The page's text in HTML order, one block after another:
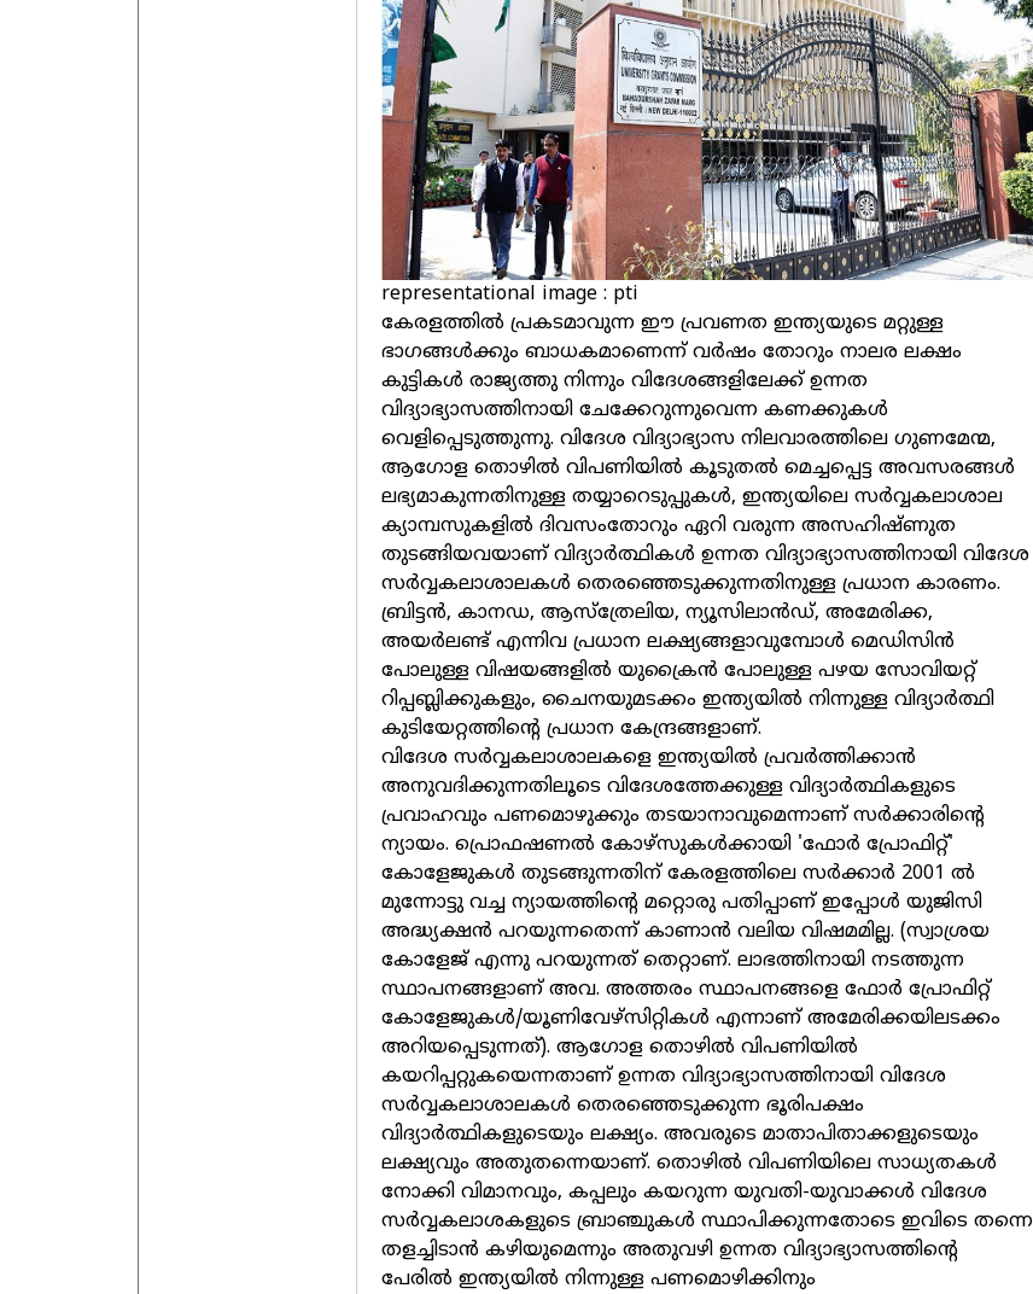
representational image : pti
കേരളത്തില്‍ പ്രകടമാവുന്ന ഈ പ്രവണത ഇന്ത്യയുടെ മറ്റുള്ള
ഭാഗങ്ങള്‍ക്കും ബാധകമാണെന്ന്‌ വര്‍ഷം തോറും നാലര ലക്ഷം
കുട്ടികള്‍ രാജ്യത്തു നിന്നും വിദേശങ്ങളിലേക്ക് ഉന്നത
വിദ്യാഭ്യാസത്തിനായി ചേക്കേറുന്നുവെന്ന കണക്കുകള്‍
വെളിപ്പെടുത്തുന്നു. വിദേശ വിദ്യാഭ്യാസ നിലവാരത്തിലെ ഗുണമേന്മ,
ആഗോള തൊഴില്‍ വിപണിയില്‍ കൂടുതല്‍ മെച്ചപ്പെട്ട അവസരങ്ങള്‍
ലഭ്യമാകുന്നതിനുള്ള തയ്യാറെടുപ്പുകള്‍, ഇന്ത്യയിലെ സര്‍വ്വകലാശാല
ക്യാമ്പസുകളില്‍ ദിവസംതോറും ഏറി വരുന്ന അസഹിഷ്‌ണുത
തുടങ്ങിയവയാണ്‌ വിദ്യാര്‍ത്ഥികള്‍ ഉന്നത വിദ്യാഭ്യാസത്തിനായി വിദേശ
സര്‍വ്വകലാശാലകള്‍ തെരഞ്ഞെടുക്കുന്നതിനുള്ള പ്രധാന കാരണം.
ബ്രിട്ടന്‍, കാനഡ, ആസ്‌ത്രേലിയ, ന്യൂസിലാന്‍ഡ്‌‌, അമേരിക്ക,
അയര്‍ലണ്ട്‌ എന്നിവ പ്രധാന ലക്ഷ്യങ്ങളാവുമ്പോള്‍ മെഡിസിന്‍
പോലുള്ള വിഷയങ്ങളില്‍ യുക്രൈന്‍ പോലുള്ള പഴയ സോവിയറ്റ്
റിപ്പബ്ലിക്കുകളും, ചൈനയുമടക്കം ഇന്ത്യയില്‍ നിന്നുള്ള വിദ്യാര്‍ത്ഥി
കുടിയേറ്റത്തിന്റെ പ്രധാന കേന്ദ്രങ്ങളാണ്‌.
വിദേശ സര്‍വ്വകലാശാലകളെ ഇന്ത്യയില്‍ പ്രവര്‍ത്തിക്കാന്‍
അനുവദിക്കുന്നതിലൂടെ വിദേശത്തേക്കുള്ള വിദ്യാര്‍ത്ഥികളുടെ
പ്രവാഹവും പണമൊഴുക്കും തടയാനാവുമെന്നാണ്‌ സര്‍ക്കാരിന്റെ
ന്യായം. പ്രൊഫഷണല്‍ കോഴ്‌സുകള്‍ക്കായി 'ഫോര്‍ പ്രോഫിറ്റ്‌'
കോളേജുകള്‍ തുടങ്ങുന്നതിന്‌ കേരളത്തിലെ സര്‍ക്കാര്‍ 2001 ല്‍
മുന്നോട്ടു വച്ച ന്യായത്തിന്റെ മറ്റൊരു പതിപ്പാണ്‌ ഇപ്പോള്‍ യുജിസി
അദ്ധ്യക്ഷന്‍ പറയുന്നതെന്ന്‌ കാണാന്‍ വലിയ വിഷമമില്ല. (സ്വാശ്രയ
കോളേജ്‌ എന്നു പറയുന്നത്‌ തെറ്റാണ്‌. ലാഭത്തിനായി നടത്തുന്ന
സ്ഥാപനങ്ങളാണ്‌ അവ. അത്തരം സ്ഥാപനങ്ങളെ ഫോര്‍ പ്രോഫിറ്റ്‌
കോളേജുകള്‍/യൂണിവേഴ്‌സിറ്റികള്‍ എന്നാണ്‌ അമേരിക്കയിലടക്കം
അറിയപ്പെടുന്നത്‌). ആഗോള തൊഴില്‍ വിപണിയില്‍
കയറിപ്പറ്റുകയെന്നതാണ്‌ ഉന്നത വിദ്യാഭ്യാസത്തിനായി വിദേശ
സര്‍വ്വകലാശാലകള്‍ തെരഞ്ഞെടുക്കുന്ന ഭൂരിപക്ഷം
വിദ്യാര്‍ത്ഥികളുടെയും ലക്ഷ്യം. അവരുടെ മാതാപിതാക്കളുടെയും
ലക്ഷ്യവും അതുതന്നെയാണ്‌. തൊഴില്‍ വിപണിയിലെ സാധ്യതകള്‍
നോക്കി വിമാനവും, കപ്പലും കയറുന്ന യുവതി-യുവാക്കള്‍ വിദേശ
സര്‍വ്വകലാശകളുടെ ബ്രാഞ്ചുകള്‍ സ്ഥാപിക്കുന്നതോടെ ഇവിടെ തന്നെ
തളച്ചിടാന്‍ കഴിയുമെന്നും അതുവഴി ഉന്നത വിദ്യാഭ്യാസത്തിന്റെ
പേരില്‍ ഇന്ത്യയില്‍ നിന്നുള്ള പണമൊഴിക്കിനും